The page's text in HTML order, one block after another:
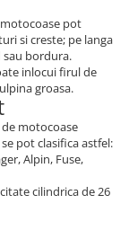
pot
si creste; pe langa
sau bordura.
inlocui firul de
groasa.
motocoase
pot clasifica astfel:
Alpin, Fuse,
cilindrica de 26